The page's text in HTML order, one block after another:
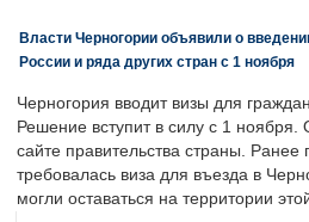
Власти Черногории объявили о
России и ряда других стран с 1 ноября
Черногория вводит визы для
Решение вступит в силу с 1
сайте правительства страны.
требовалась виза для въезда в
могли оставаться на территории